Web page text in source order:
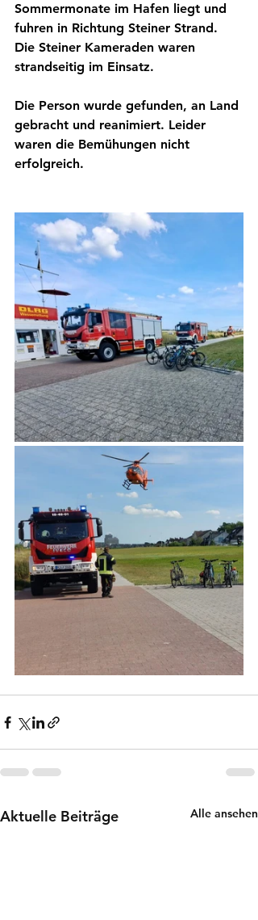
Sommermonate im Hafen liegt und
fuhren in Richtung Steiner Strand.
Die Steiner Kameraden waren
strandseitig im Einsatz.
Die Person wurde gefunden, an Land
gebracht und reanimiert. Leider
waren die Bemühungen nicht
erfolgreich.
Aktuelle Beiträge Alle ansehen